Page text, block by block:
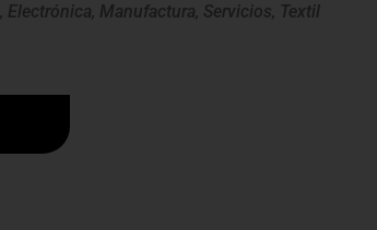
, Electrónica, Manufactura, Servicios, Textil